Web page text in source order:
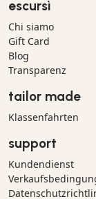
escursì
Chi siamo
Gift Card
Blog
Transparenz
tailor made
Klassenfahrten
support
Kundendienst